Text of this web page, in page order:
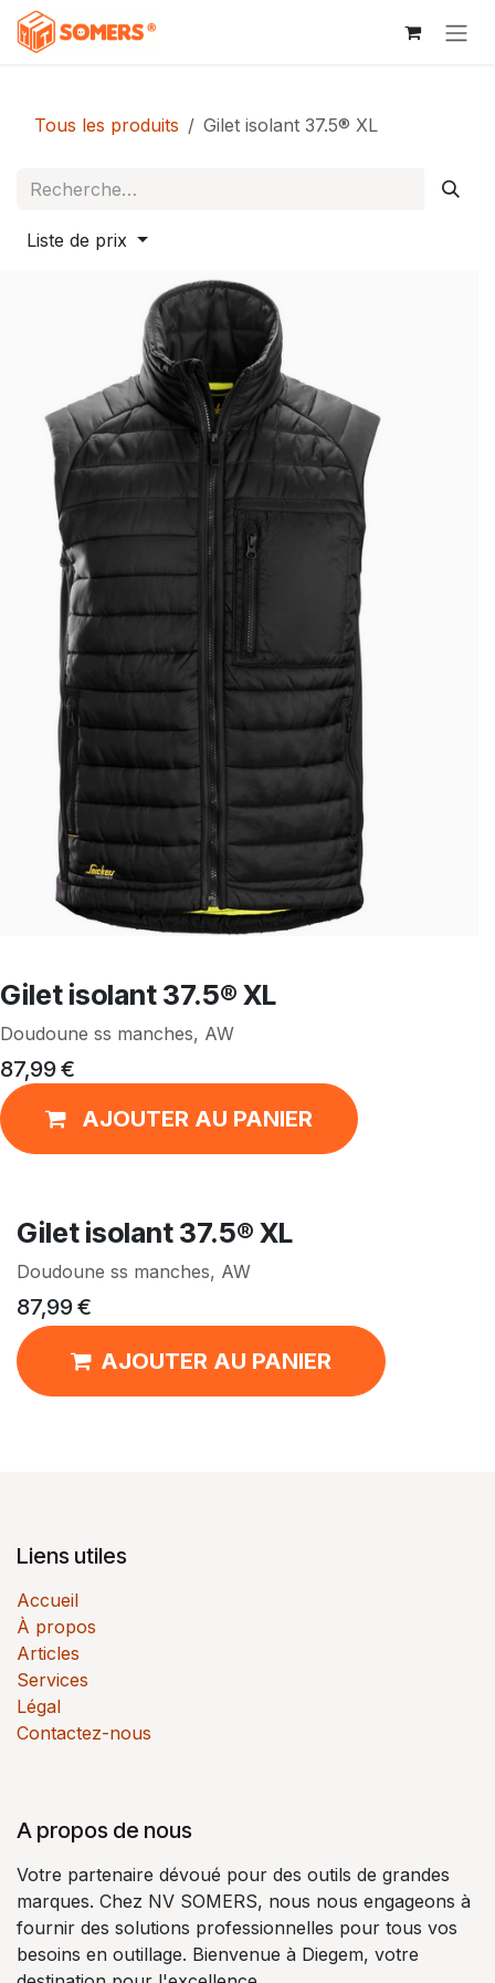
Se rendre au contenu
Tous les produits Gilet isolant 37.5® XL
Liste de prix
Gilet isolant 37.5® XL
Doudoune ss manches, AW
87,99€
AJOUTER AU PANIER
Gilet isolant 37.5® XL
Doudoune ss manches, AW
87,99€
AJOUTER AU PANIER
Liens utiles
Accueil
À propos
Articles
Services
Légal
Contactez-nous
A propos de nous
Votre partenaire dévoué pour des outils de grandes
marques. Chez NV SOMERS, nous nous engageons à
fournir des solutions professionnelles pour tous vos
besoins en outillage. Bienvenue à Diegem, votre